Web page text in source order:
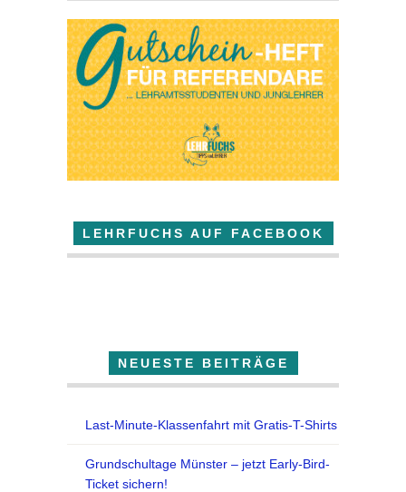
LEHRFUCHS AUF FACEBOOK
NEUESTE BEITRÄGE
Last-Minute-Klassenfahrt mit Gratis-T-Shirts
Grundschultage Münster – jetzt Early-Bird-
Ticket sichern!